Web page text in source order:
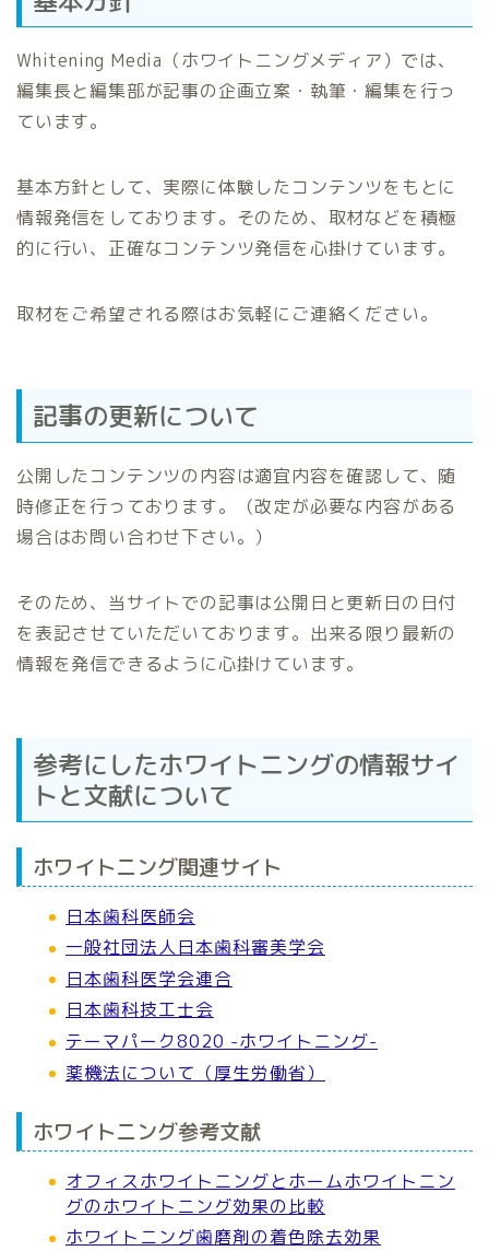
Whitening Media（ホワイトニングメディア）では、
編集長と編集部が記事の企画立案・執筆・編集を行っ
ています。
基本方針として、実際に体験したコンテンツをもとに
情報発信をしております。そのため、取材などを積極
的に行い、正確なコンテンツ発信を心掛けています。
取材をご希望される際はお気軽にご連絡ください。
記事の更新について
公開したコンテンツの内容は適宜内容を確認して、随
時修正を行っております。（改定が必要な内容がある
場合はお問い合わせ下さい。）
そのため、当サイトでの記事は公開日と更新日の日付
を表記させていただいております。出来る限り最新の
情報を発信できるように心掛けています。
参考にしたホワイトニングの情報サイ
トと文献について
ホワイトニング関連サイト
日本歯科医師会
一般社団法人日本歯科審美学会
日本歯科医学会連合
日本歯科技工士会
テーマパーク8020 -ホワイトニング-
薬機法について（厚生労働省）
ホワイトニング参考文献
オフィスホワイトニングとホームホワイトニン
グのホワイトニング効果の比較
ホワイトニング歯磨剤の着色除去効果